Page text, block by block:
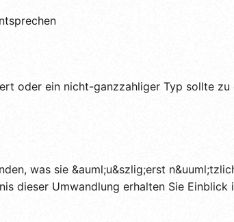
oder ein nicht-ganzzahliger Typ sollte zu
was sie &auml;u&szlig;erst
dieser Umwandlung erhalten Sie Einblick